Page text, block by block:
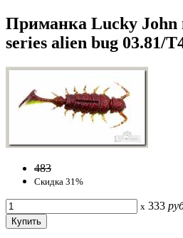
Приманка Lucky John
series alien bug 03.81/
483
Скидка 31%
x 333